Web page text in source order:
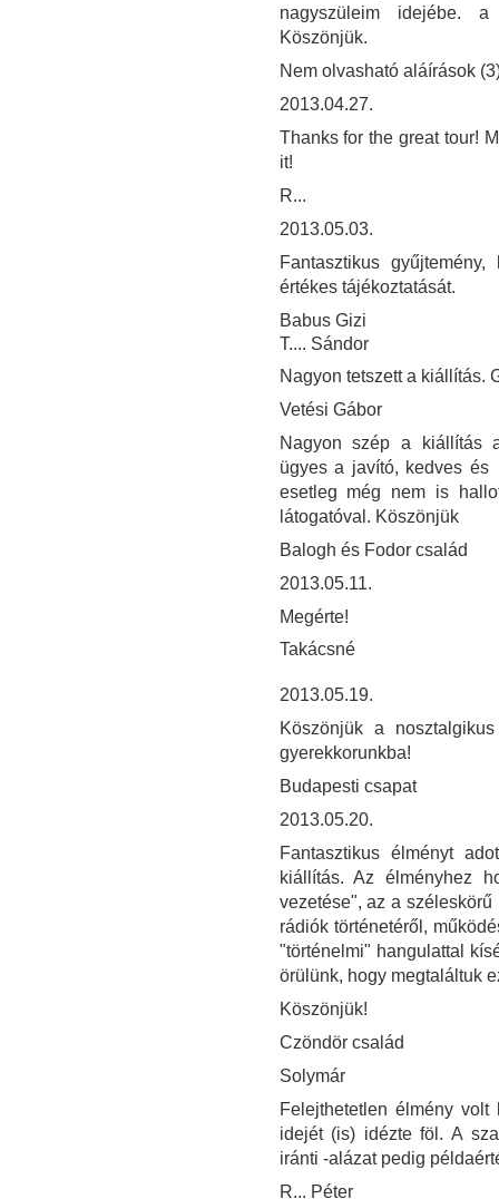
nagyszüleim idejébe.
Köszönjük.
Nem olvasható aláírások
2013.04.27.
Thanks for the great tour!
it!
R...
2013.05.03.
Fantasztikus
értékes tájékoztatását.
Babus Gizi
T.... Sándor
Nagyon tetszett a kiállítás.
Vetési Gábor
Nagyon szép a kiállítás
ügyes a javító, kedves
esetleg még nem is
látogatóval. Köszönjük
Balogh és Fodor család
2013.05.11.
Megérte!
Takácsné
2013.05.19.
Köszönjük a
gyerekkorunkba!
Budapesti csapat
2013.05.20.
Fantasztikus élményt
kiállítás. Az élményhez
vezetése", az a
rádiók történetéről,
"történelmi" hangulattal
örülünk, hogy megtaláltuk
Köszönjük!
Czöndör család
Solymár
Felejthetetlen élmény
idejét (is) idézte föl. A
iránti -alázat pedig
R... Péter